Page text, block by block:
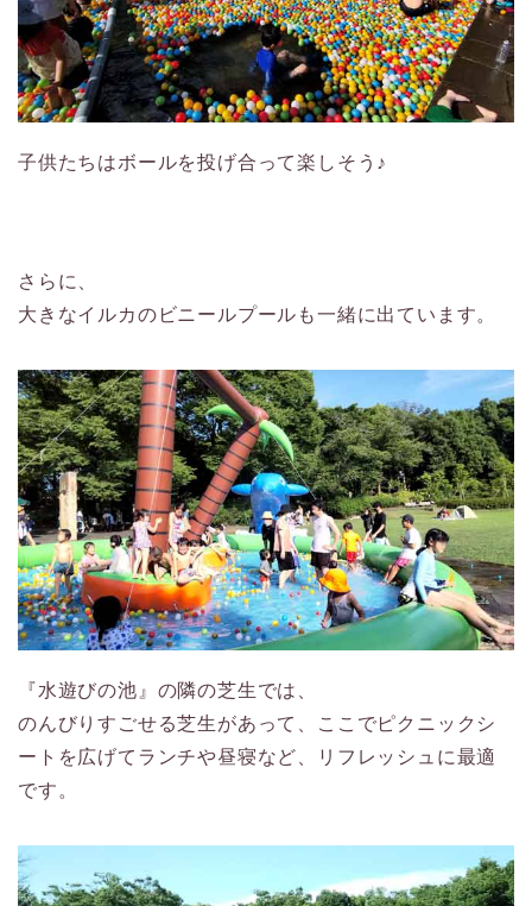
子供たちはボールを投げ合って楽しそう♪
さらに、
大きなイルカのビニールプールも一緒に出ています。
『水遊びの池』の隣の芝生では、
のんびりすごせる芝生があって、ここでピクニックシ
ートを広げてランチや昼寝など、リフレッシュに最適
です。